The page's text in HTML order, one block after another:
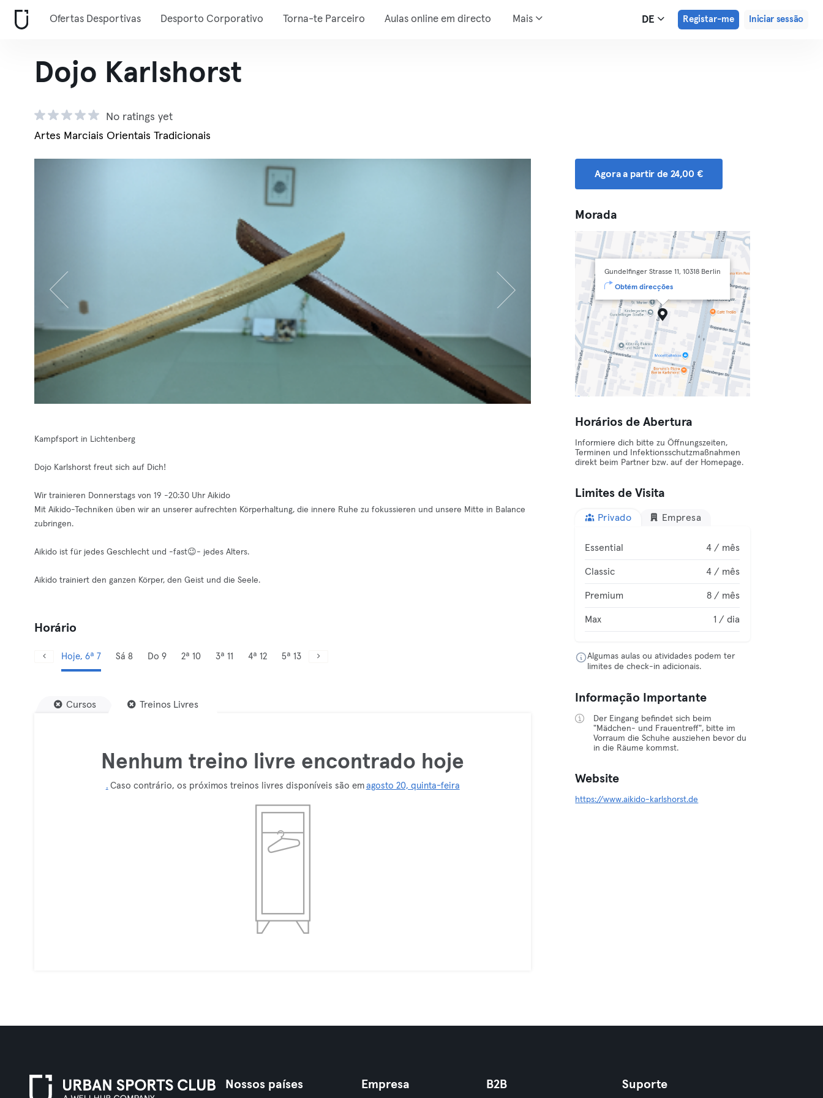
Ofertas Desportivas Desporto Corporativo Torna-te Parceiro Aulas online em directo Mais DE Registar-me Iniciar sessão
Dojo Karlshorst
No ratings yet
Artes Marciais Orientais Tradicionais
Kampfsport in Lichtenberg
Dojo Karlshorst freut sich auf Dich!
Wir trainieren Donnerstags von 19 -20:30 Uhr Aikido
Mit Aikido-Techniken üben wir an unserer aufrechten Körperhaltung, die innere Ruhe zu fokussieren und unsere Mitte in Balance
zubringen.
Aikido ist für jedes Geschlecht und -fast😉- jedes Alters.
Aikido trainiert den ganzen Körper, den Geist und die Seele.
Horário
Hoje, 6ª 7 Sá 8 Do 9 2ª 10 3ª 11 4ª 12 5ª 13
Cursos Treinos Livres
Nenhum treino livre encontrado hoje
. Caso contrário, os próximos treinos livres disponíveis são em agosto 20, quinta-feira
Agora a partir de 24,00 €
Morada
Gundelfinger Strasse 11, 10318 Berlin
Obtém direcções
Horários de Abertura
Informiere dich bitte zu Öffnungszeiten,
Terminen und Infektionsschutzmaßnahmen
direkt beim Partner bzw. auf der Homepage.
Limites de Visita
Privado Empresa
Essential 4 / mês
Classic 4 / mês
Premium 8 / mês
Max 1 / dia
Algumas aulas ou atividades podem ter
limites de check-in adicionais.
Informação Importante
Der Eingang befindet sich beim
"Mädchen- und Frauentreff", bitte im
Vorraum die Schuhe ausziehen bevor du
in die Räume kommst.
Website
https://www.aikido-karlshorst.de
Nossos países Empresa B2B Suporte